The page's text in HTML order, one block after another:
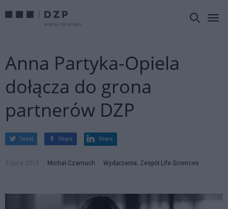
Anna Partyka-Opiela
dołącza do grona
partnerów DZP
Tweet Share Share
3 lipca 2018 Michał Czarnuch Wydarzenia, Zespół Life Sciences